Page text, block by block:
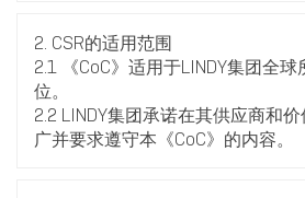
2. CSR的适用范围
2.1 《CoC》适用于LINDY集团全
位。
2.2 LINDY集团承诺在其供应商和
广并要求遵守本《CoC》的内容。